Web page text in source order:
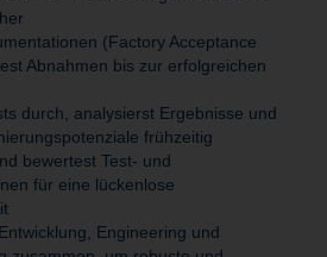
(Factory Acceptance
Abnahmen bis zur erfolgreichen
durch, analysierst Ergebnisse und
frühzeitig
bewertest Test- und
für eine lückenlose
Engineering und